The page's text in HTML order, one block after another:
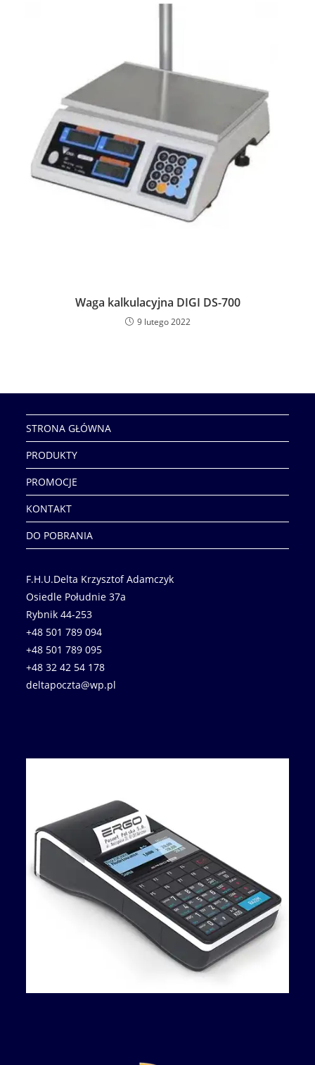
Waga kalkulacyjna DIGI DS-700
9 lutego 2022
STRONA GŁÓWNA
PRODUKTY
PROMOCJE
KONTAKT
DO POBRANIA
F.H.U.Delta Krzysztof Adamczyk
Osiedle Południe 37a
Rybnik 44-253
+48 501 789 094
+48 501 789 095
+48 32 42 54 178
deltapoczta@wp.pl